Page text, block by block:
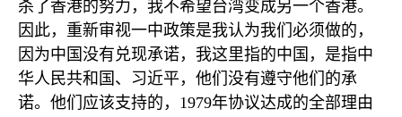
杀了香港的努力，我不希望台湾变成另一个香港。
因此，重新审视一中政策是我认为我们必须做的，
因为中国没有兑现承诺，我这里指的中国，是指中
华人民共和国、习近平，他们没有遵守他们的承
诺。他们应该支持的， 1979年协议达成的全部理由